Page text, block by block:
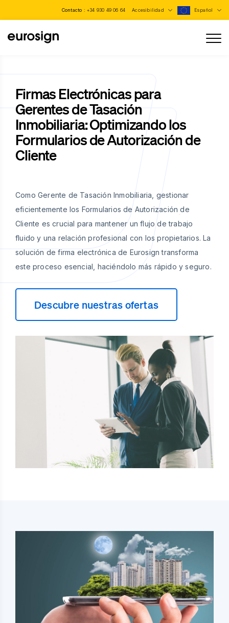
Contacto : +34 930 49 06 64 Accesibilidad Español
Firmas Electrónicas para
Gerentes de Tasación
Inmobiliaria: Optimizando los
Formularios de Autorización de
Cliente
Como Gerente de Tasación Inmobiliaria, gestionar
eficientemente los Formularios de Autorización de
Cliente es crucial para mantener un flujo de trabajo
fluido y una relación profesional con los propietarios. La
solución de firma electrónica de Eurosign transforma
este proceso esencial, haciéndolo más rápido y seguro.
Descubre nuestras ofertas